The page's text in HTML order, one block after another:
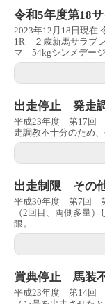
令和5年度第18
2023年12月18日現在
1R ２歳新馬サラブ
マ 54kgシンメデー
出走停止 発走
平成23年度 第17回
走調教不十分のため
出走制限 その
平成30年度 第7回
（2回目、両側多量
限。
賞典停止 馬装
平成23年度 第14回